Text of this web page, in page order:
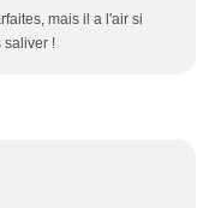
mais il a l'air si
saliver !